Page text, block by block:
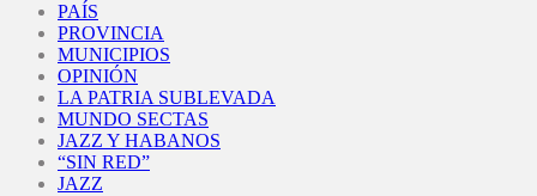
PAÍS
PROVINCIA
MUNICIPIOS
OPINIÓN
LA PATRIA SUBLEVADA
MUNDO SECTAS
JAZZ Y HABANOS
“SIN RED”
JAZZ